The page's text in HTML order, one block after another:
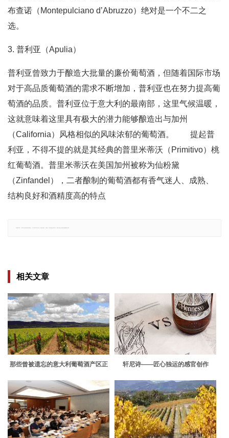
布查诺（Montepulciano d’Abruzzo）绝对是一个不二之
选。
3. 普利亚（Apulia）
普利亚曾致力于酿造大批量的廉价葡萄酒，但随着国际市场
对于高品质葡萄酒的需求不断增加，普利亚也在努力提高葡
萄酒的品质。普利亚位于意大利的最南部，这里气候温暖，
这就意味着这里具有极大的潜力能够酿造出与加州
（California）风格相似的风味浓郁的葡萄酒。 提起普
利亚，不得不提的就是其经典的普里米蒂沃（Primitivo）桃
红葡萄酒。普里米蒂沃在美国加州被称为仙粉黛
（Zinfandel），二者酿制的葡萄酒都有香气迷人、成熟、
结构良好和酒精度高的特点
郑重声明：文章仅代表原作者观点，不代表本站立场；如有侵权、违规，可直接反馈本站，我们将会作修改或删除处理。
相关文章
那些曾被遗忘的意大利葡萄酒产区正
轩尼诗——匠心独运的感官创作